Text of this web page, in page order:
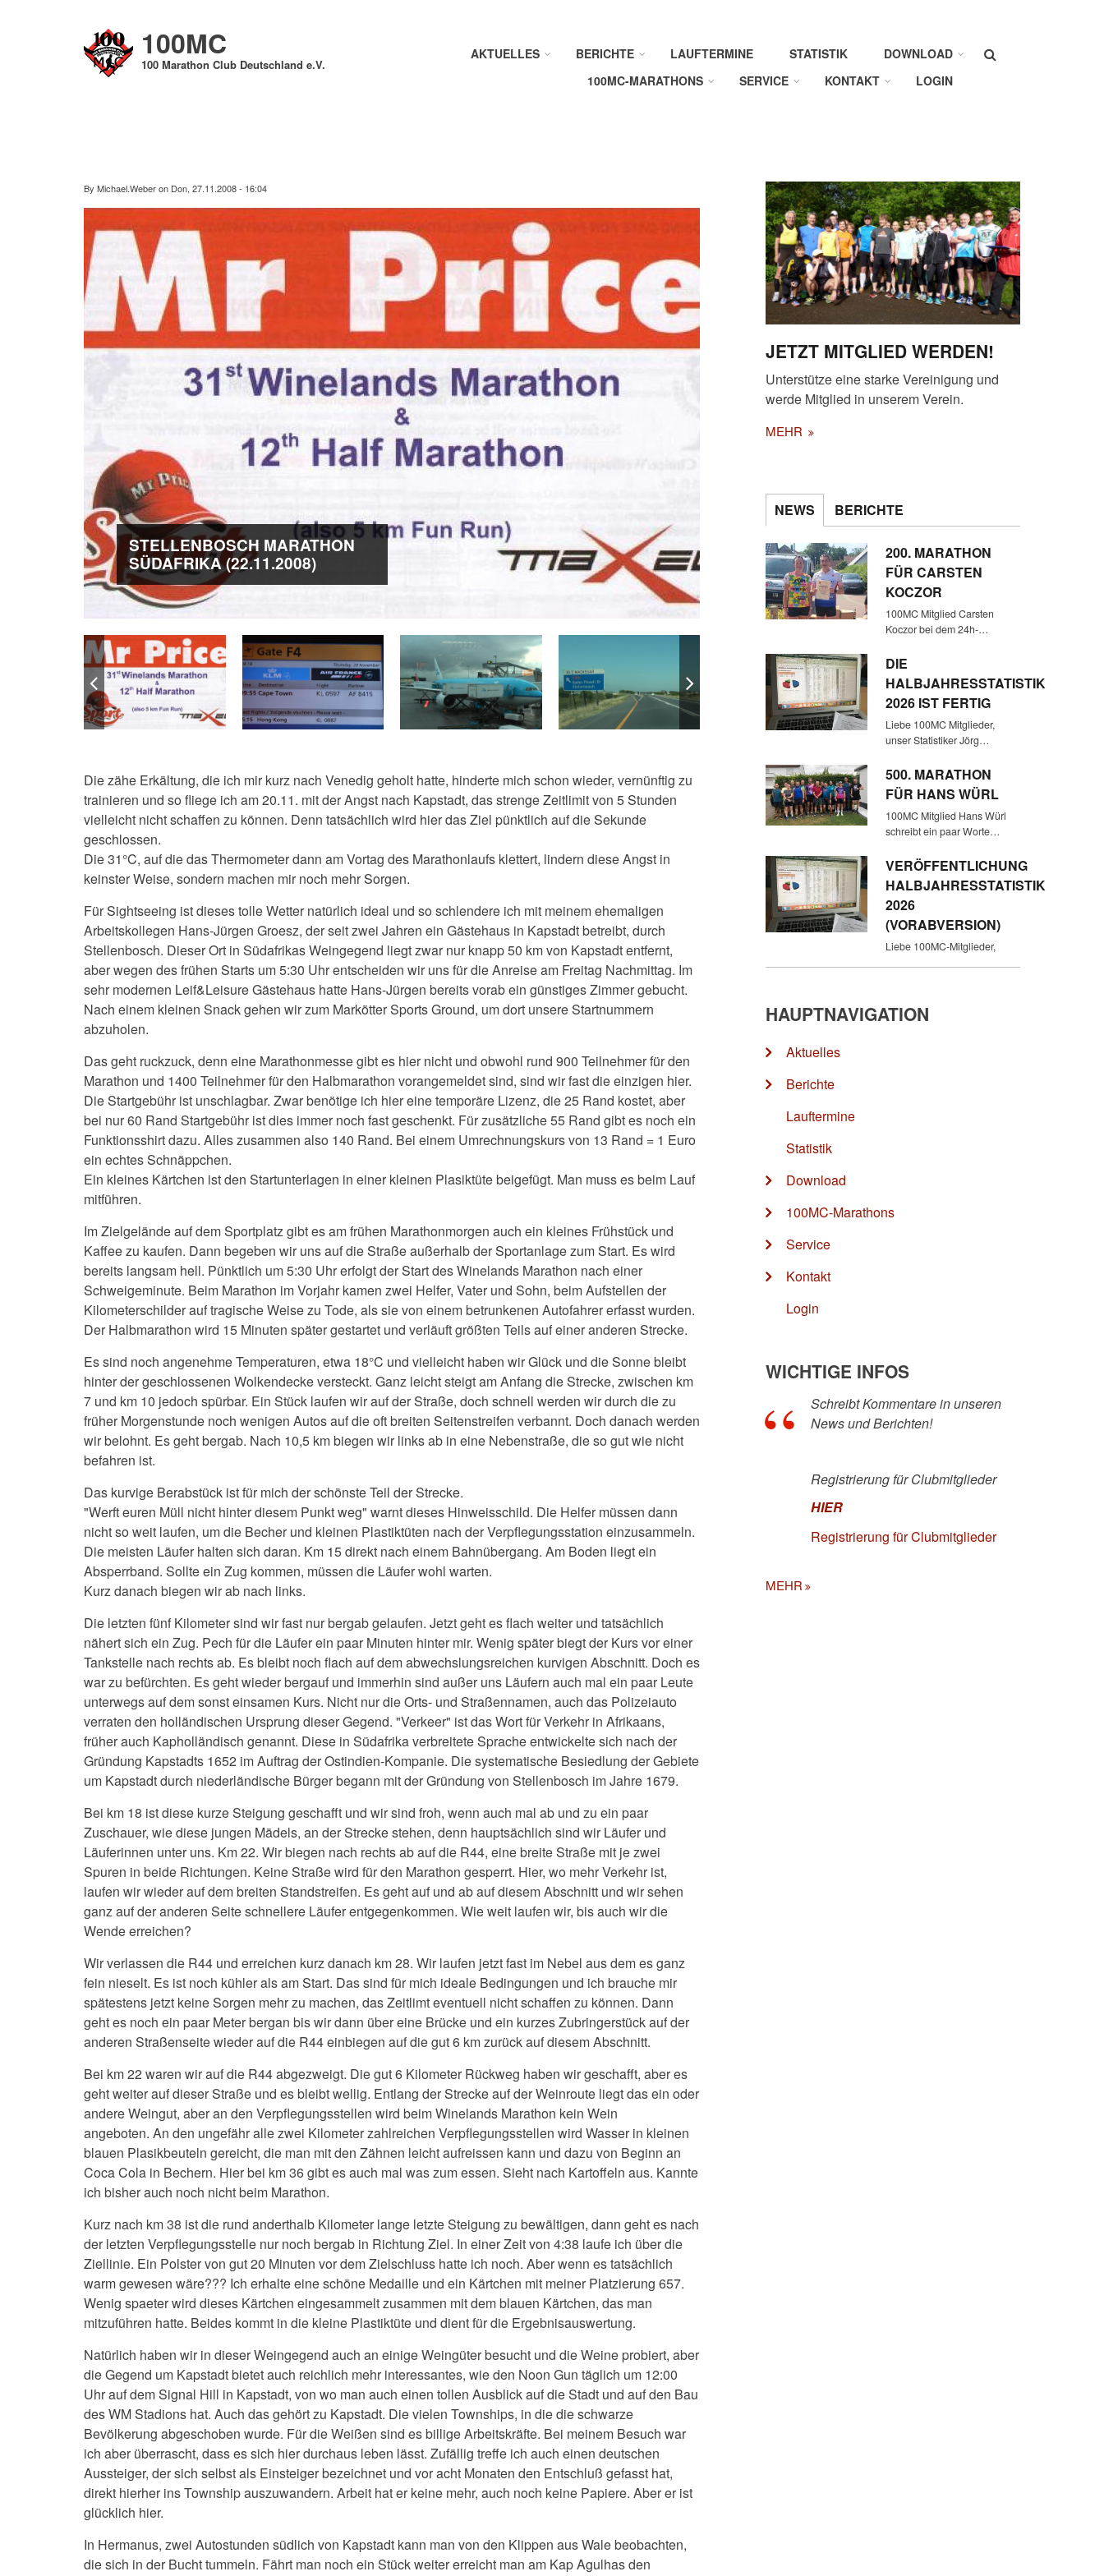
100MC
100 Marathon Club Deutschland e.V.
Suche
AKTUELLES BERICHTE LAUFTERMINE STATISTIK
DOWNLOAD
100MC-MARATHONS
SERVICE KONTAKT LOGIN
By Michael.Weberon Don, 27.11.2008 - 16:04
STELLENBOSCH MARATHON
SÜDAFRIKA (22.11.2008)
Die zähe Erkältung, die ich mir kurz nach Venedig geholt hatte, hinderte mich schon wieder, vernünftig zu
trainieren und so fliege ich am 20.11. mit der Angst nach Kapstadt, das strenge Zeitlimit von 5 Stunden
vielleicht nicht schaffen zu können. Denn tatsächlich wird hier das Ziel pünktlich auf die Sekunde
geschlossen.
Die 31°C, auf die das Thermometer dann am Vortag des Marathonlaufs klettert, lindern diese Angst in
keinster Weise, sondern machen mir noch mehr Sorgen.
Für Sightseeing ist dieses tolle Wetter natürlich ideal und so schlendere ich mit meinem ehemaligen
Arbeitskollegen Hans-Jürgen Groesz, der seit zwei Jahren ein Gästehaus in Kapstadt betreibt, durch
Stellenbosch. Dieser Ort in Südafrikas Weingegend liegt zwar nur knapp 50 km von Kapstadt entfernt,
aber wegen des frühen Starts um 5:30 Uhr entscheiden wir uns für die Anreise am Freitag Nachmittag. Im
sehr modernen Leif&Leisure Gästehaus hatte Hans-Jürgen bereits vorab ein günstiges Zimmer gebucht.
Nach einem kleinen Snack gehen wir zum Markötter Sports Ground, um dort unsere Startnummern
abzuholen.
Das geht ruckzuck, denn eine Marathonmesse gibt es hier nicht und obwohl rund 900 Teilnehmer für den
Marathon und 1400 Teilnehmer für den Halbmarathon vorangemeldet sind, sind wir fast die einzigen hier.
Die Startgebühr ist unschlagbar. Zwar benötige ich hier eine temporäre Lizenz, die 25 Rand kostet, aber
bei nur 60 Rand Startgebühr ist dies immer noch fast geschenkt. Für zusätzliche 55 Rand gibt es noch ein
Funktionsshirt dazu. Alles zusammen also 140 Rand. Bei einem Umrechnungskurs von 13 Rand = 1 Euro
ein echtes Schnäppchen.
Ein kleines Kärtchen ist den Startunterlagen in einer kleinen Plasiktüte beigefügt. Man muss es beim Lauf
mitführen.
Im Zielgelände auf dem Sportplatz gibt es am frühen Marathonmorgen auch ein kleines Frühstück und
Kaffee zu kaufen. Dann begeben wir uns auf die Straße außerhalb der Sportanlage zum Start. Es wird
bereits langsam hell. Pünktlich um 5:30 Uhr erfolgt der Start des Winelands Marathon nach einer
Schweigeminute. Beim Marathon im Vorjahr kamen zwei Helfer, Vater und Sohn, beim Aufstellen der
Kilometerschilder auf tragische Weise zu Tode, als sie von einem betrunkenen Autofahrer erfasst wurden.
Der Halbmarathon wird 15 Minuten später gestartet und verläuft größten Teils auf einer anderen Strecke.
Es sind noch angenehme Temperaturen, etwa 18°C und vielleicht haben wir Glück und die Sonne bleibt
hinter der geschlossenen Wolkendecke versteckt. Ganz leicht steigt am Anfang die Strecke, zwischen km
7 und km 10 jedoch spürbar. Ein Stück laufen wir auf der Straße, doch schnell werden wir durch die zu
früher Morgenstunde noch wenigen Autos auf die oft breiten Seitenstreifen verbannt. Doch danach werden
wir belohnt. Es geht bergab. Nach 10,5 km biegen wir links ab in eine Nebenstraße, die so gut wie nicht
befahren ist.
Das kurvige Berabstück ist für mich der schönste Teil der Strecke.
"Werft euren Müll nicht hinter diesem Punkt weg" warnt dieses Hinweisschild. Die Helfer müssen dann
nicht so weit laufen, um die Becher und kleinen Plastiktüten nach der Verpflegungsstation einzusammeln.
Die meisten Läufer halten sich daran. Km 15 direkt nach einem Bahnübergang. Am Boden liegt ein
Absperrband. Sollte ein Zug kommen, müssen die Läufer wohl warten.
Kurz danach biegen wir ab nach links.
Die letzten fünf Kilometer sind wir fast nur bergab gelaufen. Jetzt geht es flach weiter und tatsächlich
nähert sich ein Zug. Pech für die Läufer ein paar Minuten hinter mir. Wenig später biegt der Kurs vor einer
Tankstelle nach rechts ab. Es bleibt noch flach auf dem abwechslungsreichen kurvigen Abschnitt. Doch es
war zu befürchten. Es geht wieder bergauf und immerhin sind außer uns Läufern auch mal ein paar Leute
unterwegs auf dem sonst einsamen Kurs. Nicht nur die Orts- und Straßennamen, auch das Polizeiauto
verraten den holländischen Ursprung dieser Gegend. "Verkeer" ist das Wort für Verkehr in Afrikaans,
früher auch Kapholländisch genannt. Diese in Südafrika verbreitete Sprache entwickelte sich nach der
Gründung Kapstadts 1652 im Auftrag der Ostindien-Kompanie. Die systematische Besiedlung der Gebiete
um Kapstadt durch niederländische Bürger begann mit der Gründung von Stellenbosch im Jahre 1679.
Bei km 18 ist diese kurze Steigung geschafft und wir sind froh, wenn auch mal ab und zu ein paar
Zuschauer, wie diese jungen Mädels, an der Strecke stehen, denn hauptsächlich sind wir Läufer und
Läuferinnen unter uns. Km 22. Wir biegen nach rechts ab auf die R44, eine breite Straße mit je zwei
Spuren in beide Richtungen. Keine Straße wird für den Marathon gesperrt. Hier, wo mehr Verkehr ist,
laufen wir wieder auf dem breiten Standstreifen. Es geht auf und ab auf diesem Abschnitt und wir sehen
ganz auf der anderen Seite schnellere Läufer entgegenkommen. Wie weit laufen wir, bis auch wir die
Wende erreichen?
Wir verlassen die R44 und erreichen kurz danach km 28. Wir laufen jetzt fast im Nebel aus dem es ganz
fein nieselt. Es ist noch kühler als am Start. Das sind für mich ideale Bedingungen und ich brauche mir
spätestens jetzt keine Sorgen mehr zu machen, das Zeitlimt eventuell nicht schaffen zu können. Dann
geht es noch ein paar Meter bergan bis wir dann über eine Brücke und ein kurzes Zubringerstück auf der
anderen Straßenseite wieder auf die R44 einbiegen auf die gut 6 km zurück auf diesem Abschnitt.
Bei km 22 waren wir auf die R44 abgezweigt. Die gut 6 Kilometer Rückweg haben wir geschafft, aber es
geht weiter auf dieser Straße und es bleibt wellig. Entlang der Strecke auf der Weinroute liegt das ein oder
andere Weingut, aber an den Verpflegungsstellen wird beim Winelands Marathon kein Wein
angeboten. An den ungefähr alle zwei Kilometer zahlreichen Verpflegungsstellen wird Wasser in kleinen
blauen Plasikbeuteln gereicht, die man mit den Zähnen leicht aufreissen kann und dazu von Beginn an
Coca Cola in Bechern. Hier bei km 36 gibt es auch mal was zum essen. Sieht nach Kartoffeln aus. Kannte
ich bisher auch noch nicht beim Marathon.
Kurz nach km 38 ist die rund anderthalb Kilometer lange letzte Steigung zu bewältigen, dann geht es nach
der letzten Verpflegungsstelle nur noch bergab in Richtung Ziel. In einer Zeit von 4:38 laufe ich über die
Ziellinie. Ein Polster von gut 20 Minuten vor dem Zielschluss hatte ich noch. Aber wenn es tatsächlich
warm gewesen wäre??? Ich erhalte eine schöne Medaille und ein Kärtchen mit meiner Platzierung 657.
Wenig spaeter wird dieses Kärtchen eingesammelt zusammen mit dem blauen Kärtchen, das man
mitzuführen hatte. Beides kommt in die kleine Plastiktüte und dient für die Ergebnisauswertung.
Natürlich haben wir in dieser Weingegend auch an einige Weingüter besucht und die Weine probiert, aber
die Gegend um Kapstadt bietet auch reichlich mehr interessantes, wie den Noon Gun täglich um 12:00
Uhr auf dem Signal Hill in Kapstadt, von wo man auch einen tollen Ausblick auf die Stadt und auf den Bau
des WM Stadions hat. Auch das gehört zu Kapstadt. Die vielen Townships, in die die schwarze
Bevölkerung abgeschoben wurde. Für die Weißen sind es billige Arbeitskräfte. Bei meinem Besuch war
ich aber überrascht, dass es sich hier durchaus leben lässt. Zufällig treffe ich auch einen deutschen
Aussteiger, der sich selbst als Einsteiger bezeichnet und vor acht Monaten den Entschluß gefasst hat,
direkt hierher ins Township auszuwandern. Arbeit hat er keine mehr, auch noch keine Papiere. Aber er ist
glücklich hier.
In Hermanus, zwei Autostunden südlich von Kapstadt kann man von den Klippen aus Wale beobachten,
die sich in der Bucht tummeln. Fährt man noch ein Stück weiter erreicht man am Kap Agulhas den
JETZT MITGLIED WERDEN!
Unterstütze eine starke Vereinigung und
werde Mitglied in unserem Verein.
MEHR
NEWS BERICHTE
200. MARATHON
FÜR CARSTEN
KOCZOR
100MC Mitglied Carsten
Koczor bei dem 24h-…
DIE
HALBJAHRESSTATISTIK
2026 IST FERTIG
Liebe 100MC Mitglieder,
unser Statistiker Jörg…
500. MARATHON
FÜR HANS WÜRL
100MC Mitglied Hans Würl
schreibt ein paar Worte…
VERÖFFENTLICHUNG
HALBJAHRESSTATISTIK
2026
(VORABVERSION)
Liebe 100MC-Mitglieder,
HAUPTNAVIGATION
Aktuelles
Berichte
Lauftermine
Statistik
Download
100MC-Marathons
Service
Kontakt
Login
WICHTIGE INFOS
Schreibt Kommentare in unseren
News und Berichten!
Registrierung für Clubmitglieder
HIER
Registrierung für Clubmitglieder
MEHR